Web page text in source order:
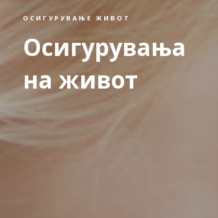
ОСИГУРУВАЊЕ ЖИВОТ
Осигурувања
на живот